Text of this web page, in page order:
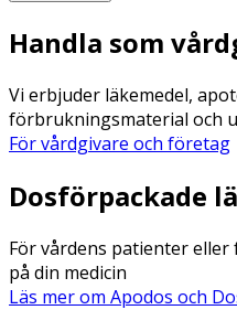
Handla som
Vi erbjuder läkemedel,
förbrukningsmaterial och
För vårdgivare och företag
Dosförpackade
För vårdens patienter
på din medicin
Läs mer om Apodos och